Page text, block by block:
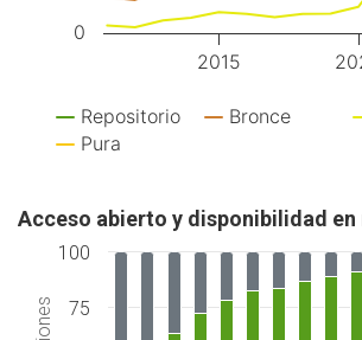
2015
0
Repositorio Bronce
Pura
Acceso abierto y disponibilidad
75
100